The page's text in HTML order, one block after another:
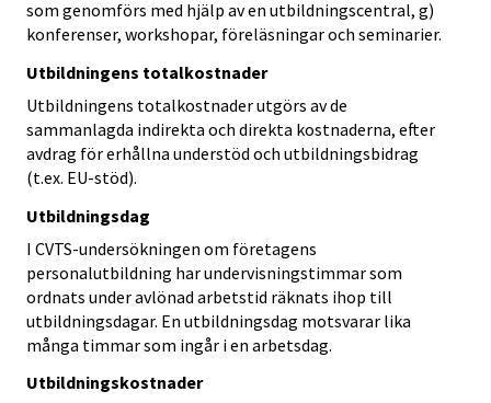
som genomförs med hjälp av en utbildningscentral, g)
konferenser, workshopar, föreläsningar och seminarier.
Utbildningens totalkostnader
Utbildningens totalkostnader utgörs av de
sammanlagda indirekta och direkta kostnaderna, efter
avdrag för erhållna understöd och utbildningsbidrag
(t.ex. EU-stöd).
Utbildningsdag
I CVTS-undersökningen om företagens
personalutbildning har undervisningstimmar som
ordnats under avlönad arbetstid räknats ihop till
utbildningsdagar. En utbildningsdag motsvarar lika
många timmar som ingår i en arbetsdag.
Utbildningskostnader